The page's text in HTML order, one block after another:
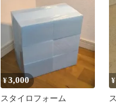
¥3,000
スタイロフォーム
¥